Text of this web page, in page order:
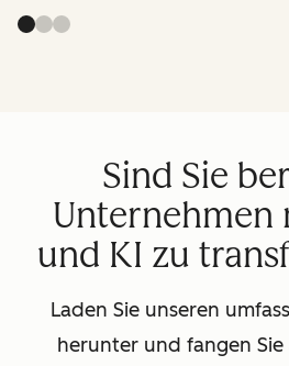
Sind Sie
Unternehmen
und KI zu
Laden Sie unseren
herunter und fangen Sie